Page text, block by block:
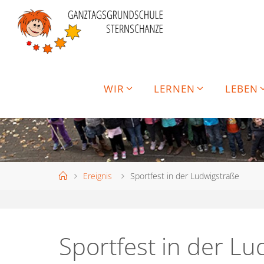
content
WIR LERNEN LEBEN
HomeEreignis Sportfest in der Ludwigstraße
Sportfest in der